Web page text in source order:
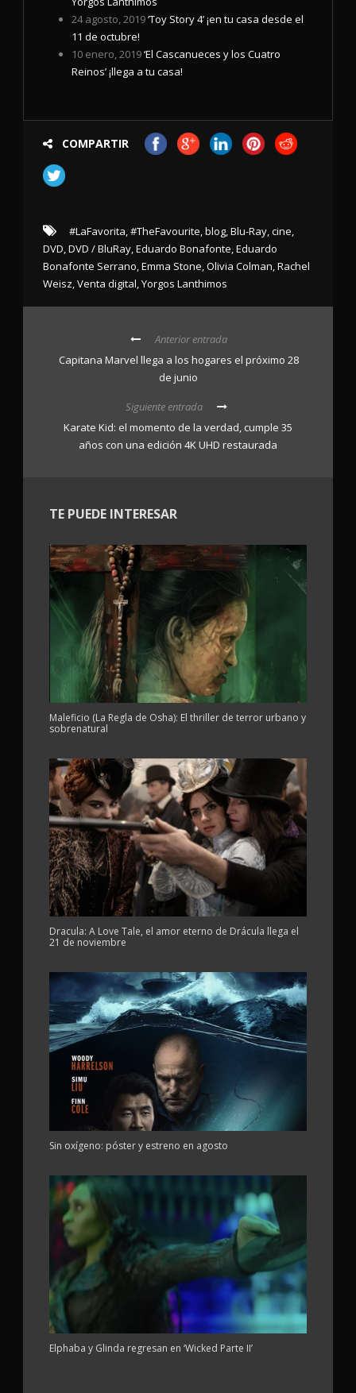
24 agosto, 2019‘Toy Story 4’ ¡en tu casa desde el
11 de octubre!
10 enero, 2019‘El Cascanueces y los Cuatro
Reinos’ ¡llega a tu casa!
COMPARTIR
#LaFavorita #TheFavourite blog Blu-Ray cine
DVD DVD / BluRay Eduardo Bonafonte Eduardo
Bonafonte Serrano Emma Stone Olivia Colman Rachel
Weisz Venta digital Yorgos Lanthimos
Anterior entrada
Capitana Marvel llega a los hogares el próximo 28
de junio
Siguiente entrada
Karate Kid: el momento de la verdad, cumple 35
años con una edición 4K UHD restaurada
TE PUEDE INTERESAR
Maleficio (La Regla de Osha): El thriller de terror urbano y
sobrenatural
Dracula: A Love Tale, el amor eterno de Drácula llega el
21 de noviembre
Sin oxígeno: póster y estreno en agosto
Elphaba y Glinda regresan en ‘Wicked Parte II’